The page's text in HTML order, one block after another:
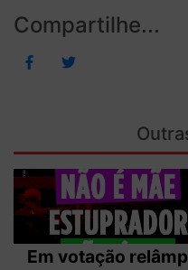
Compartilhe...
Em votação